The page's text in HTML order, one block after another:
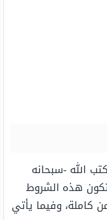
الله -سبحانه
تكون هذه الشروط
كاملة، وفيما يأتي